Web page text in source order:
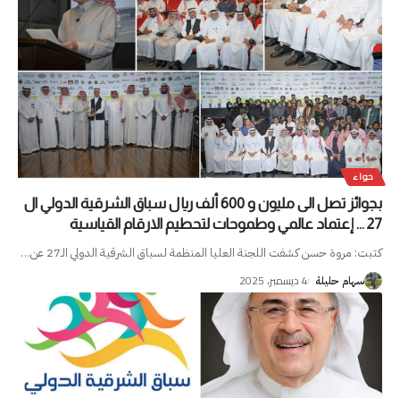
حواء
بجوائز تصل الى مليون و 600 ألف ريال سباق الشرقية الدولي ال
27 … إعتماد عالمي وطموحات لتحطيم الارقام القياسية
كتبت: مروة حسن كشفت اللجنة العليا المنظمة لسباق الشرقية الدولي الـ27 عن
…
سهام حليلة 4 ديسمبر، 2025